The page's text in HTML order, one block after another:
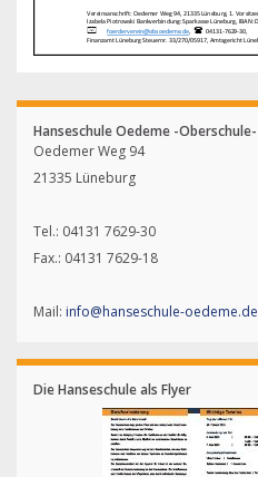
Hanseschule Oedeme -Oberschule-
Oedemer Weg 94
21335 Lüneburg
Tel.: 04131 7629-30
Fax.: 04131 7629-18
Mail: info@hanseschule-oedeme.de
Die Hanseschule als Flyer